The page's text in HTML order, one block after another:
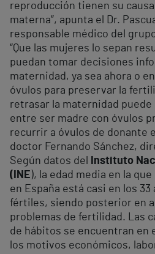
reproducción tienen su
materna”, apunta el Dr.
responsable médico del
“Que las mujeres lo sepan
puedan tomar decisiones
maternidad, ya sea ahora o
óvulos para preservar la
retrasar la maternidad
entre ser madre con óvulos
recurrir a óvulos de donante
doctor Fernando Sánchez,
Según datos del
Instituto
(INE), la edad media en la
en España está casi en los
fértiles, siendo posterior en
problemas de fertilidad. Las
de hábitos se encuentran en
los motivos económicos,